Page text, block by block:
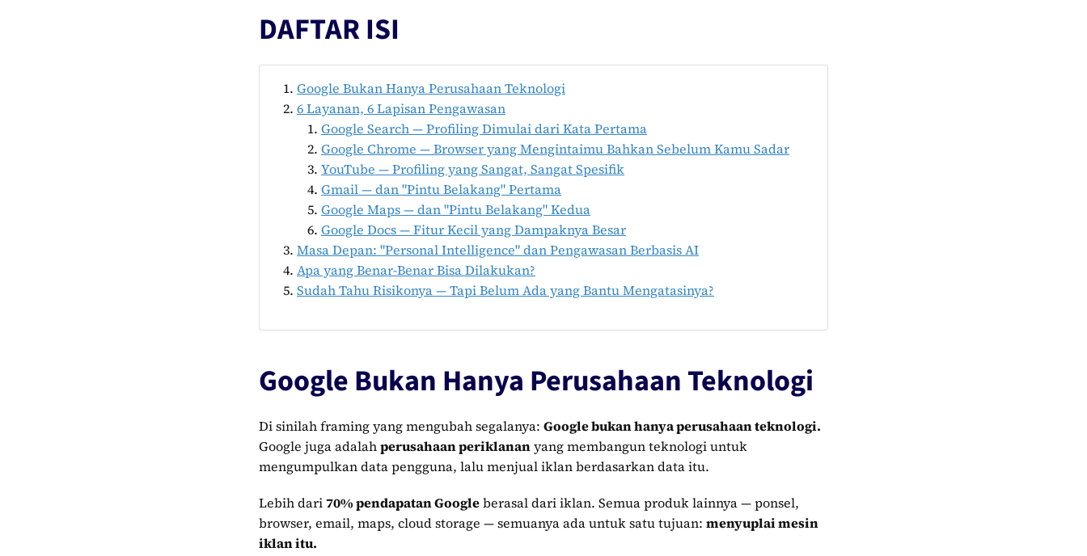
DAFTAR ISI
Google Bukan Hanya Perusahaan Teknologi
6 Layanan, 6 Lapisan Pengawasan
Google Search — Profiling Dimulai dari Kata Pertama
Google Chrome — Browser yang Mengintaimu Bahkan Sebelum Kamu Sadar
YouTube — Profiling yang Sangat, Sangat Spesifik
Gmail — dan "Pintu Belakang" Pertama
Google Maps — dan "Pintu Belakang" Kedua
Google Docs — Fitur Kecil yang Dampaknya Besar
Masa Depan: "Personal Intelligence" dan Pengawasan Berbasis AI
Apa yang Benar-Benar Bisa Dilakukan?
Sudah Tahu Risikonya — Tapi Belum Ada yang Bantu Mengatasinya?
Google Bukan Hanya Perusahaan Teknologi
Di sinilah framing yang mengubah segalanya: Google bukan hanya perusahaan teknologi.
Google juga adalahperusahaan periklananyang membangun teknologi untuk
mengumpulkan data pengguna, lalu menjual iklan berdasarkan data itu.
Lebih dari70% pendapatan Googleberasal dari iklan. Semua produk lainnya — ponsel,
browser, email, maps, cloud storage — semuanya ada untuk satu tujuan: menyuplai mesin
iklan itu.